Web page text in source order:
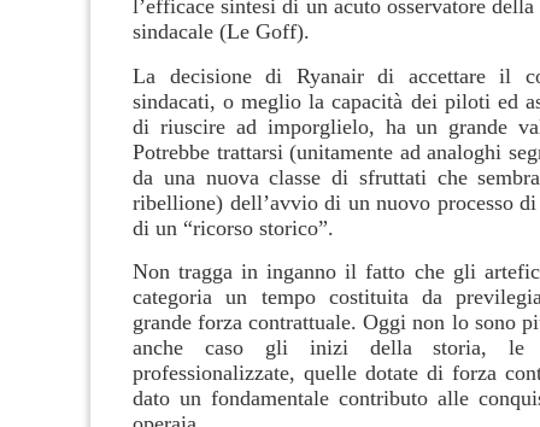
l’efficace sintesi di un acuto osservatore
sindacale (Le Goff).
La decisione di Ryanair di accettare il
sindacati, o meglio la capacità dei piloti ed
di riuscire ad imporglielo, ha un grande
Potrebbe trattarsi (unitamente ad analoghi
da una nuova classe di sfruttati che
ribellione) dell’avvio di un nuovo processo
di un “ricorso storico”.
Non tragga in inganno il fatto che gli
categoria un tempo costituita da
grande forza contrattuale. Oggi non lo sono
anche caso gli inizi della storia, le
professionalizzate, quelle dotate di forza
dato un fondamentale contributo alle